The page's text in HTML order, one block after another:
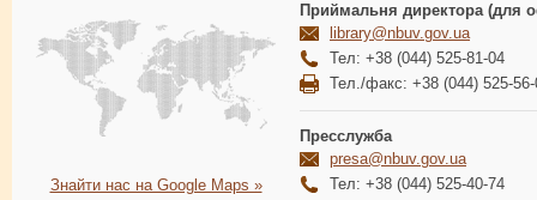
Знайти нас на Google Maps »
Приймальня директора (для
library@nbuv.gov.ua
Тел: +38 (044) 525-81-04
Тел./факс: +38 (044) 525-56-
Пресслужба
presa@nbuv.gov.ua
Тел: +38 (044) 525-40-74